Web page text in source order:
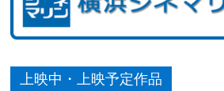
上映中・上映予定作品